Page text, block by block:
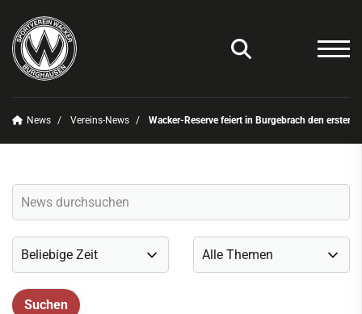
News Vereins-News Wacker-Reserve feiert in Burgebrach den ersten
Vereins-News
Vereins-App/Vereinszeitung
Onlineshop